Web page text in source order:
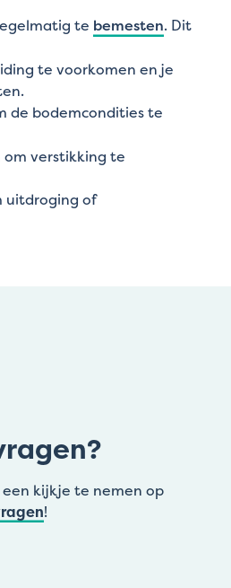
te bemesten. Dit
te voorkomen en je
de bodemcondities te
verstikking te
uitdroging of
kijkje te nemen op
!